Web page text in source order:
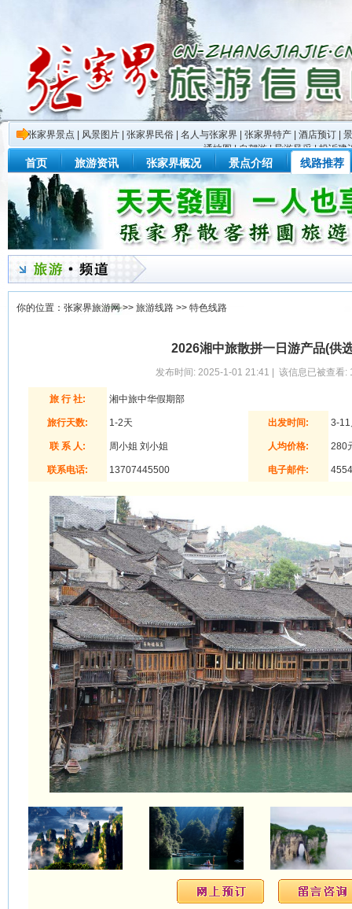
张家界景点 风景图片 张家界民俗 名人与张家界 张家界特产 酒店预订
通地图|自驾游|导游风采|投诉建
首页 旅游资讯 张家界概况 景点介绍 线路推荐
你的位置： 张家界旅游网>> 旅游线路 >> 特色线路
2026湘中旅散拼一日游产品(供
发布时间: 2025-1-01 21:41 | 该信息已被查看:
旅 行 社: 湘中旅中华假期部
旅行天数: 1-2天 出发时间: 3-11
联 系 人: 周小姐 刘小姐 人均价格: 280
联系电话: 13707445500 电子邮件: